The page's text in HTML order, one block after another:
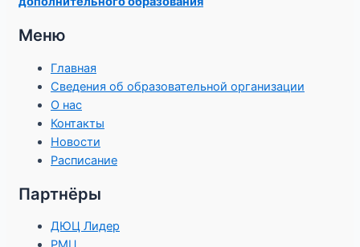
Меню
Главная
Сведения об образовательной организации
О нас
Контакты
Новости
Расписание
Партнёры
ДЮЦ Лидер